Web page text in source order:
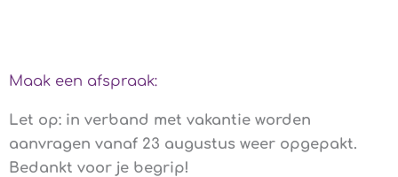
Maak een afspraak:
Let op: in verband met vakantie worden
aanvragen vanaf 23 augustus weer opgepakt.
Bedankt voor je begrip!